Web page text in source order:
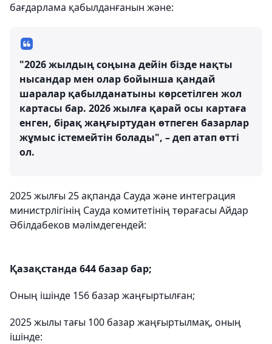
бағдарлама қабылданғанын және:
"2026 жылдың соңына дейін бізде нақты
нысандар мен олар бойынша қандай
шаралар қабылданатыны көрсетілген жол
картасы бар. 2026 жылға қарай осы картаға
енген, бірақ жаңғыртудан өтпеген базарлар
жұмыс істемейтін болады", – деп атап өтті
ол.
2025 жылғы 25 ақпанда Сауда және интеграция
министрлігінің Сауда комитетінің төрағасы Айдар
Әбілдабеков мәлімдегендей:
Қазақстанда 644 базар бар;
Оның ішінде 156 базар жаңғыртылған;
2025 жылы тағы 100 базар жаңғыртылмақ, оның
ішінде: